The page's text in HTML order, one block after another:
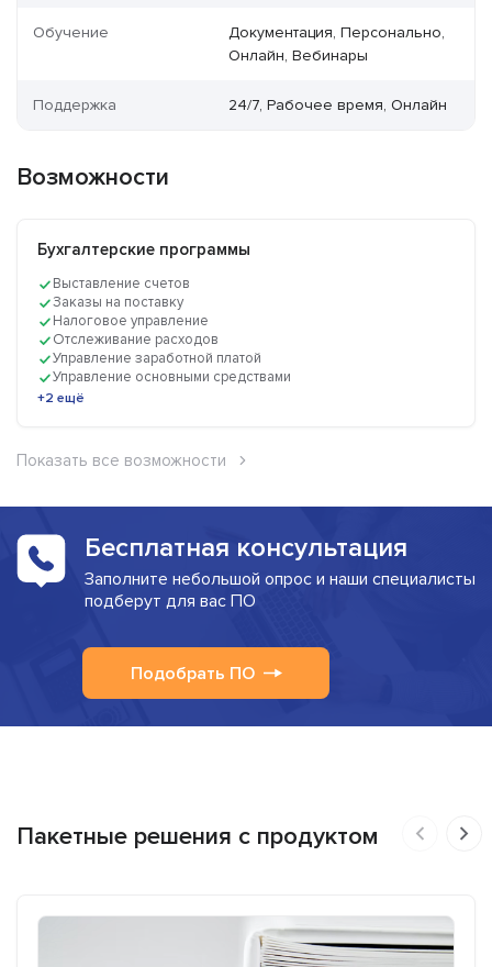
Обучение
Документация, Персонально,
Онлайн, Вебинары
Поддержка 24/7, Рабочее время, Онлайн
Возможности
Бухгалтерские программы
Выставление счетов
Заказы на поставку
Налоговое управление
Отслеживание расходов
Управление заработной платой
Управление основными средствами
+2 ещё
Показать все возможности
Бесплатная консультация
Заполните небольшой опрос и наши специалисты
подберут для вас ПО
Подобрать ПО
Пакетные решения с продуктом